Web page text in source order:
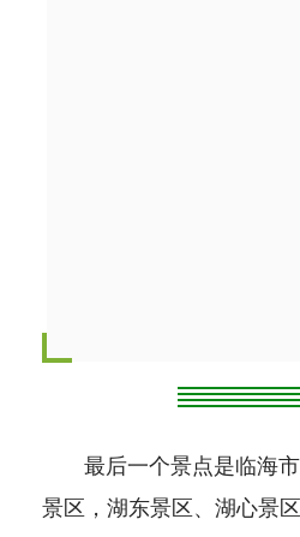
最后一个景点是临海市
景区，湖东景区、湖心景